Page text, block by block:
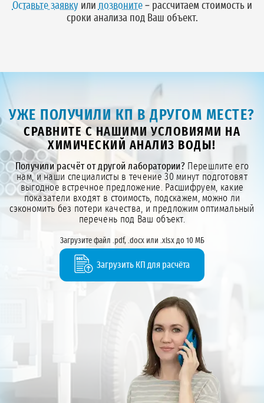
Оставьте заявкуили позвоните– рассчитаем стоимость и
сроки анализа под Ваш объект.
УЖЕ ПОЛУЧИЛИ КП В ДРУГОМ МЕСТЕ?
СРАВНИТЕ С НАШИМИ УСЛОВИЯМИ НА
ХИМИЧЕСКИЙ АНАЛИЗ ВОДЫ!
Получили расчёт от другой лаборатории? Перешлите его
нам, и наши специалисты в течение 30 минут подготовят
выгодное встречное предложение. Расшифруем, какие
показатели входят в стоимость, подскажем, можно ли
сэкономить без потери качества, и предложим оптимальный
перечень под Ваш объект.
Загрузите файл .pdf, .docx или .xlsx до 10 МБ
Загрузить КП для расчёта